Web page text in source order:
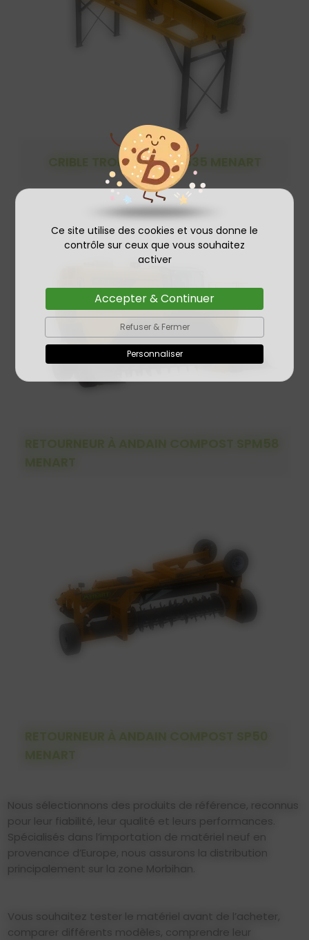
Ce site utilise des cookies et vous donne le
contrôle sur ceux que vous souhaitez
activer
Accepter & Continuer
Refuser & Fermer
Personnaliser
CRIBLE TROMMEL TSC1535 MENART
RETOURNEUR À ANDAIN COMPOST SPM58
MENART
RETOURNEUR À ANDAIN COMPOST SP50
MENART
Nous sélectionnons des produits de référence, reconnus
pour leur fiabilité, leur qualité et leurs performances.
Spécialisés dans l’importation de matériel neuf en
provenance d’Europe, nous assurons la distribution
principalement sur la zone Morbihan.
Vous souhaitez tester le matériel avant de l’acheter,
comparer différents modèles, comprendre leur